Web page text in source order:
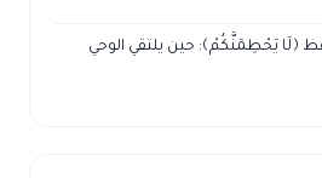
﴿لَا يَحْطِمَنَّكُمْ﴾: حين يلتقي الوحي